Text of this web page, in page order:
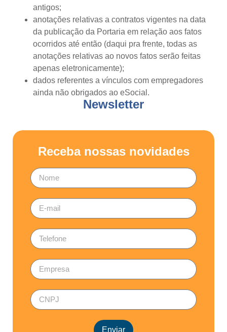
antigos;
anotações relativas a contratos vigentes na data
da publicação da Portaria em relação aos fatos
ocorridos até então (daqui pra frente, todas as
anotações relativas ao novos fatos serão feitas
apenas eletronicamente);
dados referentes a vínculos com empregadores
ainda não obrigados ao eSocial.
Newsletter
Receba nossas novidades
Enviar